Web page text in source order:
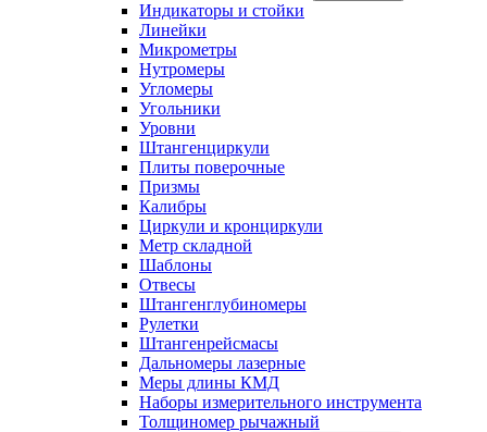
Индикаторы и стойки
Линейки
Микрометры
Нутромеры
Угломеры
Угольники
Уровни
Штангенциркули
Плиты поверочные
Призмы
Калибры
Циркули и кронциркули
Метр складной
Шаблоны
Отвесы
Штангенглубиномеры
Рулетки
Штангенрейсмасы
Дальномеры лазерные
Меры длины КМД
Наборы измерительного инструмента
Толщиномер рычажный